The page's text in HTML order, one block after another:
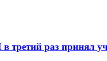
раз принял